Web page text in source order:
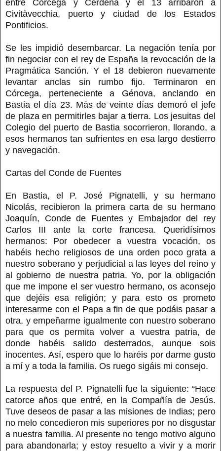
entre Córcega y Cerdeña y el 13 arribaron a
Civitàvecchia, puerto y ciudad de los Estados
Pontificios.
Se les impidió desembarcar. La negación tenía por
fin negociar con el rey de España la revocación de la
Pragmática Sanción. Y el 18 debieron nuevamente
levantar anclas sin rumbo fijo. Terminaron en
Córcega, perteneciente a Génova, anclando en
Bastia el día 23. Más de veinte días demoró el jefe
de plaza en permitirles bajar a tierra. Los jesuitas del
Colegio del puerto de Bastia socorrieron, llorando, a
esos hermanos tan sufrientes en esa largo destierro
y navegación.
Cartas del Conde de Fuentes
En Bastia, el P. José Pignatelli, y su hermano
Nicolás, recibieron la primera carta de su hermano
Joaquín, Conde de Fuentes y Embajador del rey
Carlos III ante la corte francesa. Queridísimos
hermanos: Por obedecer a vuestra vocación, os
habéis hecho religiosos de una orden poco grata a
nuestro soberano y perjudicial a las leyes del reino y
al gobierno de nuestra patria. Yo, por la obligación
que me impone el ser vuestro hermano, os aconsejo
que dejéis esa religión; y para esto os prometo
interesarme con el Papa a fin de que podáis pasar a
otra, y empeñarme igualmente con nuestro soberano
para que os permita volver a vuestra patria, de
donde habéis salido desterrados, aunque sois
inocentes. Así, espero que lo haréis por darme gusto
a mí y a toda la familia. Os ruego sigáis mi consejo.
La respuesta del P. Pignatelli fue la siguiente: “Hace
catorce años que entré‚ en la Compañía de Jesús.
Tuve deseos de pasar a las misiones de Indias; pero
no melo concedieron mis superiores por no disgustar
a nuestra familia. Al presente no tengo motivo alguno
para abandonarla; y estoy resuelto a vivir y a morir